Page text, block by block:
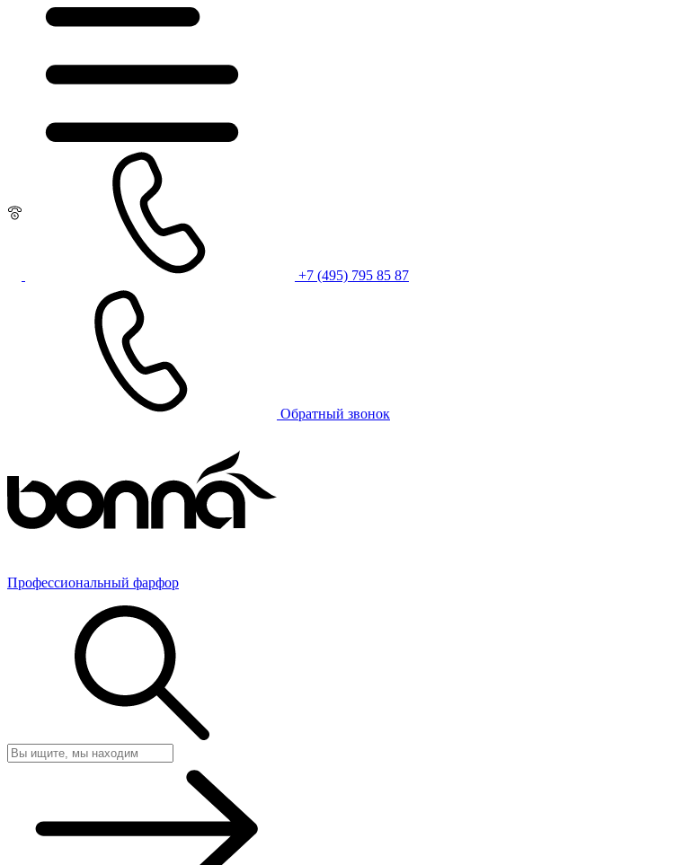
+7 (495) 795 85 87
Обратный звонок
Профессиональный фарфор